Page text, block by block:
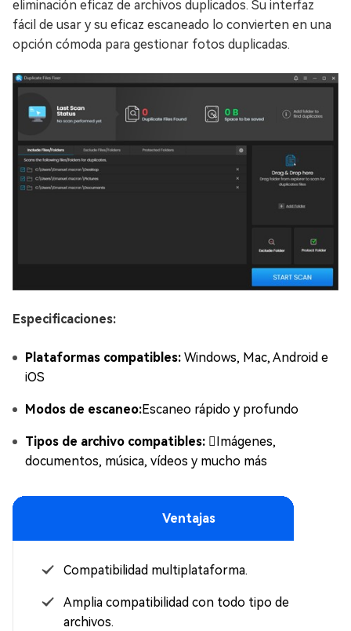
eliminación eficaz de archivos duplicados. Su interfaz
fácil de usar y su eficaz escaneado lo convierten en una
opción cómoda para gestionar fotos duplicadas.
Especificaciones:
Plataformas compatibles: Windows, Mac, Android e
iOS
Modos de escaneo:Escaneo rápido y profundo
Tipos de archivo compatibles: Imágenes,
documentos, música, vídeos y mucho más
Ventajas
Compatibilidad multiplataforma.
Amplia compatibilidad con todo tipo de
archivos.